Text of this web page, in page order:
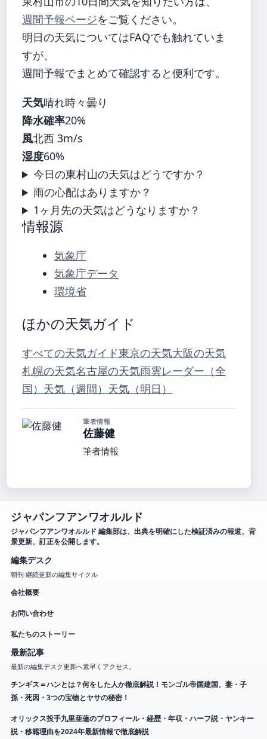
週間予報ページをご覧ください。
明日の天気についてはFAQでも触れていま
すが、
週間予報でまとめて確認すると便利です。
天気晴れ時々曇り
降水確率20%
風北西 3m/s
湿度60%
今日の東村山の天気はどうですか？
雨の心配はありますか？
1ヶ月先の天気はどうなりますか？
情報源
気象庁
気象庁データ
環境省
ほかの天気ガイド
すべての天気ガイド東京の天気大阪の天気
札幌の天気名古屋の天気雨雲レーダー（全
国） 天気（週間） 天気（明日）
筆者情報
佐藤健
筆者情報
ジャパンフアンワオルルド
ジャパンフアンワオルルド 編集部は、出典を明確にした検証済みの報道、背
景更新、訂正を公開します。
編集デスク
朝刊 継続更新の編集サイクル
会社概要
お問い合わせ
私たちのストーリー
最新記事
最新の編集デスク更新へ素早くアクセス。
チンギス＝ハンとは？何をした人か徹底解説！モンゴル帝国建国、妻・子
孫・死因・3つの宝物とヤサの秘密！
オリックス投手九里亜蓮のプロフィール・経歴・年収・ハーフ説・ヤンキー
説・移籍理由を2024年最新情報で徹底解説